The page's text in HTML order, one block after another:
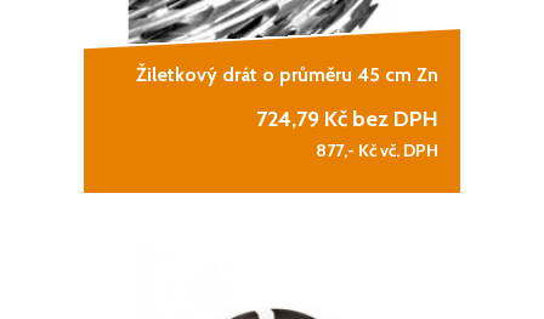
Žiletkový drát o průměru 45 cm Zn
724,79 Kč bez DPH
877,- Kč vč. DPH